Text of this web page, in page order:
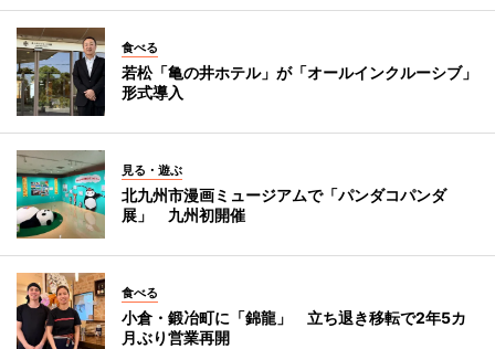
食べる
若松「亀の井ホテル」が「オールインクルーシブ」
形式導入
見る・遊ぶ
北九州市漫画ミュージアムで「パンダコパンダ
展」 九州初開催
食べる
小倉・鍛冶町に「錦龍」 立ち退き移転で2年5カ
月ぶり営業再開